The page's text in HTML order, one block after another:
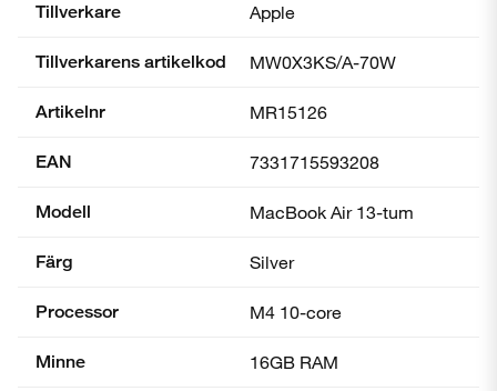
Tillverkare Apple
Tillverkarens artikelkod MW0X3KS/A-70W
Artikelnr MR15126
EAN 7331715593208
Modell MacBook Air 13-tum
Färg Silver
Processor M4 10-core
Minne 16GB RAM